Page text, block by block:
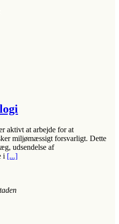
aktivt at arbejde for at
miljømæssigt forsvarligt. Dette
udsendelse af
i [...]